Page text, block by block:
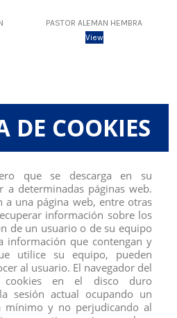
PASTOR ALEMAN HEMBRA
View
BRONTOSAURIO
View
DE COOKIES
que se descarga en su
a determinadas páginas web.
a una página web, entre otras
información sobre los
de un usuario o de su equipo
información que contengan y
utilice su equipo, pueden
al usuario. El navegador del
cookies en el disco duro
sesión actual ocupando un
mínimo y no perjudicando al